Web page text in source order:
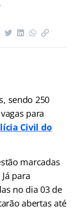
sendo 250
para
Civil do
marcadas
para
no dia 03 de
abertas até